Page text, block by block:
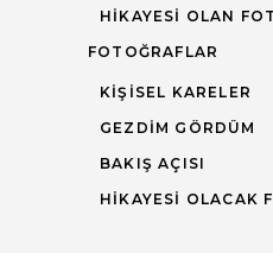
HIKAYESI OLAN
FOTOĞRAFLAR
KIŞISEL KARELER
GEZDIM GÖRDÜM
BAKIŞ AÇISI
HIKAYESI OLACAK